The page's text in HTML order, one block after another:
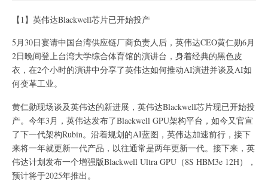
【1】英伟达Blackwell芯片已开始投产
5月30日宴请中国台湾供应链厂商负责人后，英伟达CEO黄仁勋6月
2日晚间登上台湾大学综合体育馆的演讲台，身着经典的黑色皮
衣，在2个小时的演讲中分享了英伟达如何推动AI演进并谈及AI如
何变革工业。
黄仁勋现场谈及英伟达的新进展，英伟达Blackwell芯片现已开始投
产。今年3月，英伟达发布了Blackwell GPU架构平台，如今又官宣
了下一代架构Rubin。沿着规划的AI蓝图，英伟达加速前行，接下
来将一年就更新一代产品，以往通常是两年更新一代。接下来，英
伟达计划发布一个增强版Blackwell Ultra GPU（8S HBM3e 12H），
预计将于2025年推出。